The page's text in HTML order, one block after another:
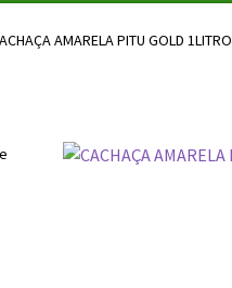
AMARELA PITU GOLD 1LITRO